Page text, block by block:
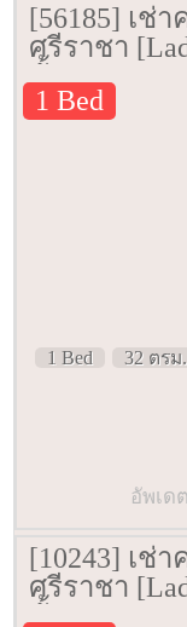
[56185] เช่
ศรีราชา
ชั้น 7
1 Bed
1 Bed 32 ตรม.
อัพเด
[10243] เช่
ศรีราชา
ชั้น 5